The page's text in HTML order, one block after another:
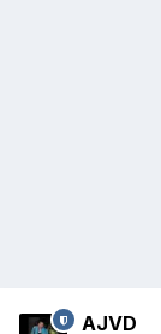
AJVD